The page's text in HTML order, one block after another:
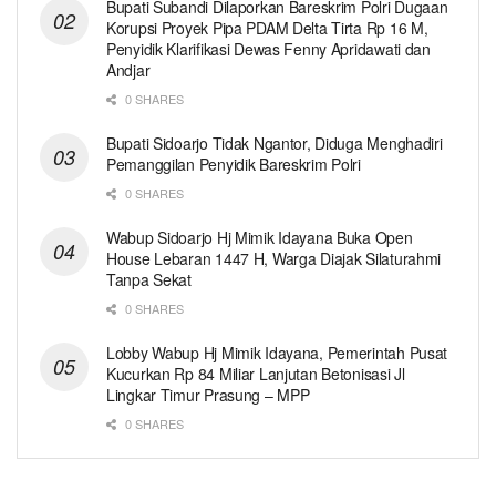
Bupati Subandi Dilaporkan Bareskrim Polri Dugaan
Korupsi Proyek Pipa PDAM Delta Tirta Rp 16 M,
Penyidik Klarifikasi Dewas Fenny Apridawati dan
Andjar
0 SHARES
Bupati Sidoarjo Tidak Ngantor, Diduga Menghadiri
Pemanggilan Penyidik Bareskrim Polri
0 SHARES
Wabup Sidoarjo Hj Mimik Idayana Buka Open
House Lebaran 1447 H, Warga Diajak Silaturahmi
Tanpa Sekat
0 SHARES
Lobby Wabup Hj Mimik Idayana, Pemerintah Pusat
Kucurkan Rp 84 Miliar Lanjutan Betonisasi Jl
Lingkar Timur Prasung – MPP
0 SHARES